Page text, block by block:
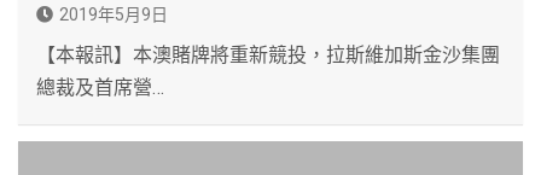
2019年5月9日
【本報訊】本澳賭牌將重新競投，拉斯維加斯金沙集團
總裁及首席營…